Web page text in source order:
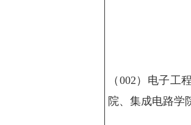
（002）电子工
院、集成电路学